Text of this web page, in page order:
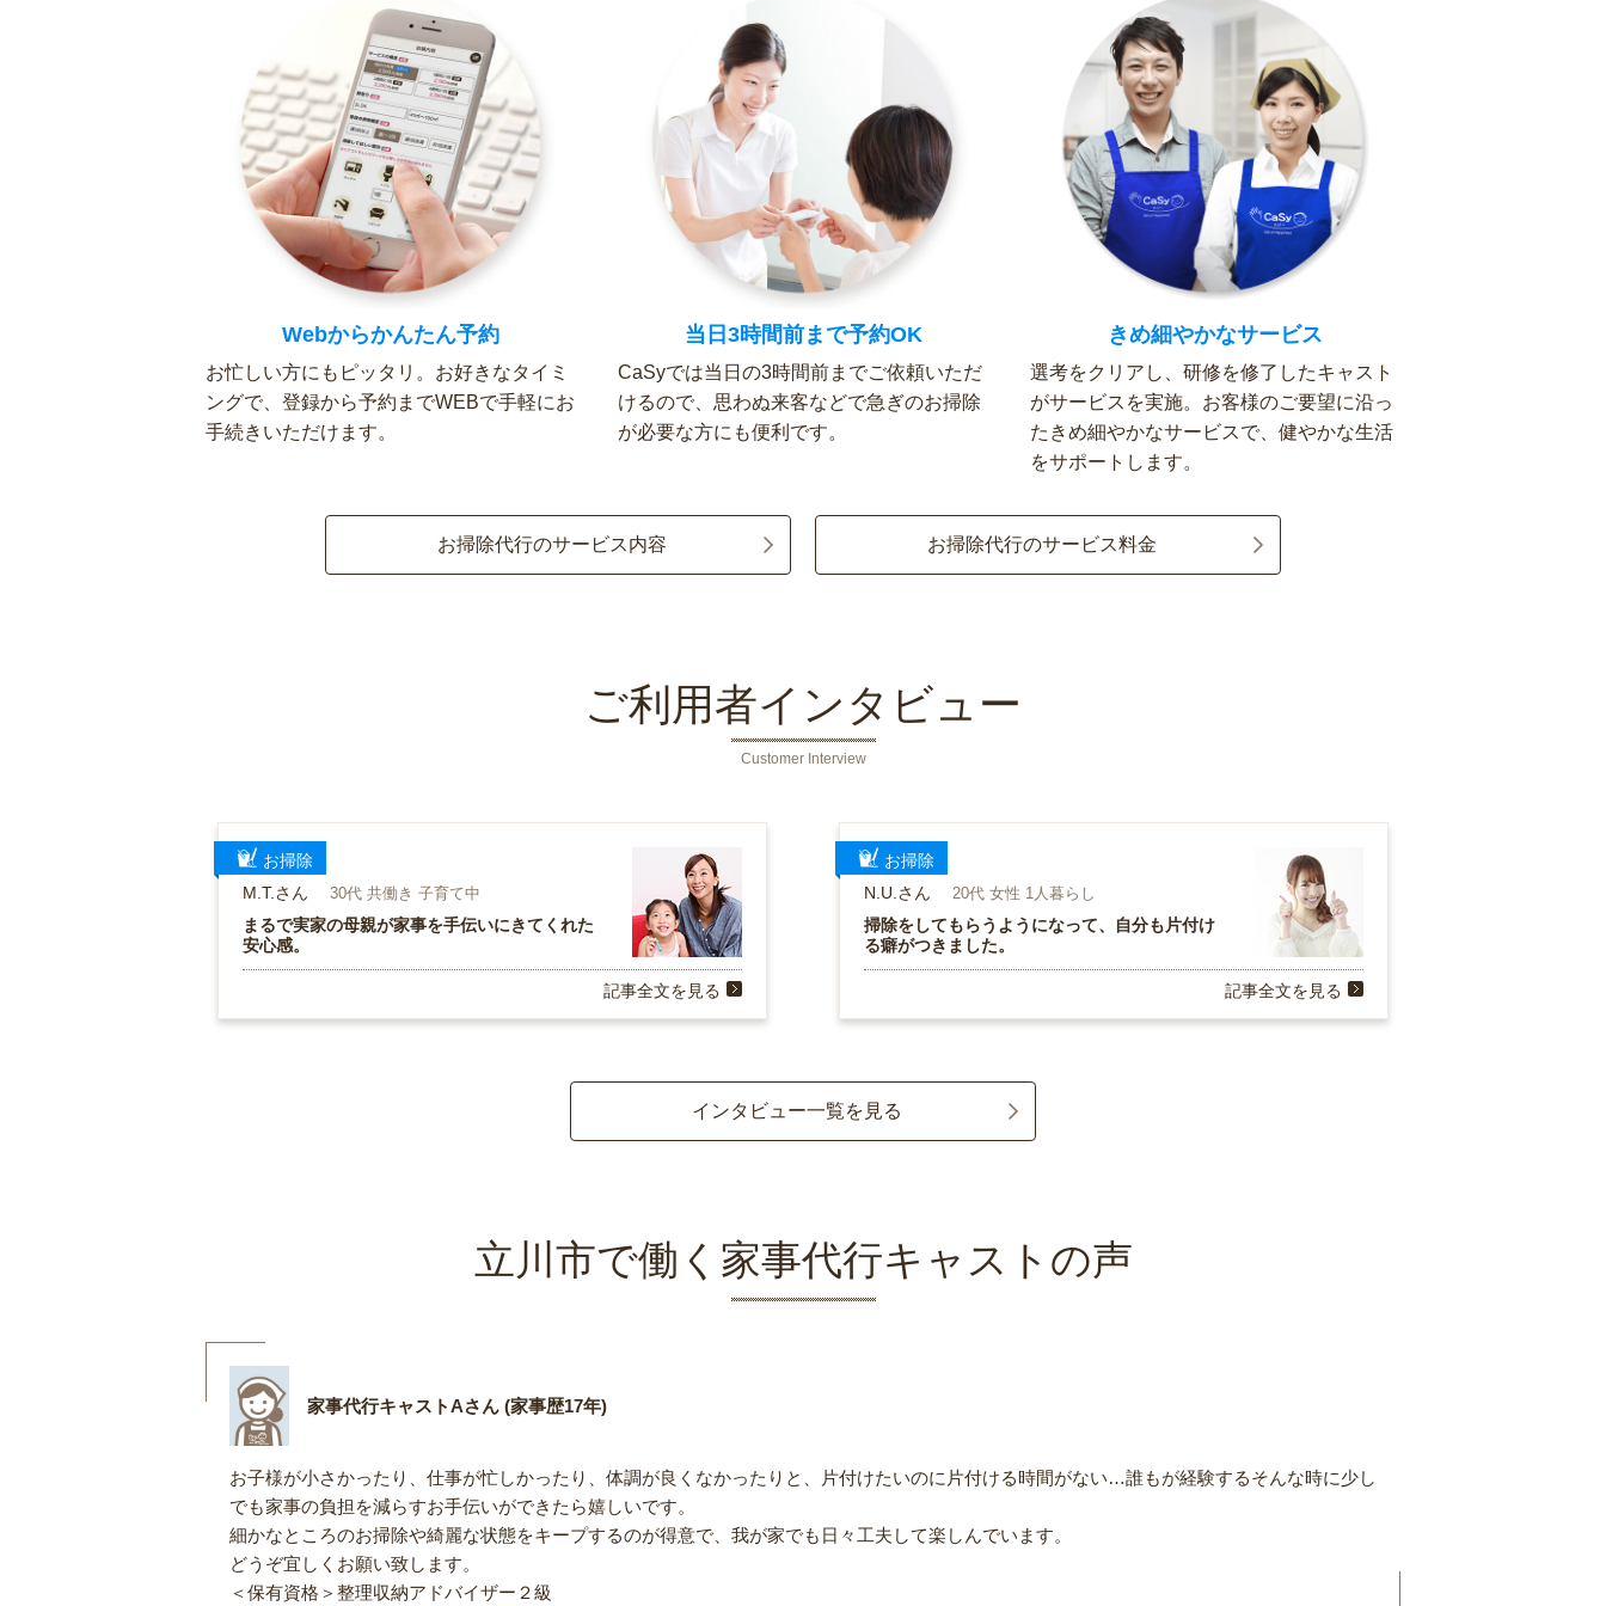
Webからかんたん予約
お忙しい方にもピッタリ。お好きなタイミ
ングで、登録から予約までWEBで手軽にお
手続きいただけます。
当日3時間前まで予約OK
CaSyでは当日の3時間前までご依頼いただ
けるので、思わぬ来客などで急ぎのお掃除
が必要な方にも便利です。
きめ細やかなサービス
選考をクリアし、研修を修了したキャスト
がサービスを実施。お客様のご要望に沿っ
たきめ細やかなサービスで、健やかな生活
をサポートします。
お掃除代行のサービス内容 お掃除代行のサービス料金
ご利用者インタビュー
Customer Interview
お掃除
M.T.さん
30代 共働き 子育て中
まるで実家の母親が家事を手伝いにきてくれた
安心感。
記事全文を見る
お掃除
N.U.さん
20代 女性 1人暮らし
掃除をしてもらうようになって、自分も片付け
る癖がつきました。
記事全文を見る
インタビュー一覧を見る
立川市で働く家事代行キャストの声
家事代行キャストAさん (家事歴17年)
お子様が小さかったり、仕事が忙しかったり、体調が良くなかったりと、片付けたいのに片付ける時間がない…誰もが経験するそんな時に少し
でも家事の負担を減らすお手伝いができたら嬉しいです。
細かなところのお掃除や綺麗な状態をキープするのが得意で、我が家でも日々工夫して楽しんでいます。
どうぞ宜しくお願い致します。
＜保有資格＞整理収納アドバイザー２級